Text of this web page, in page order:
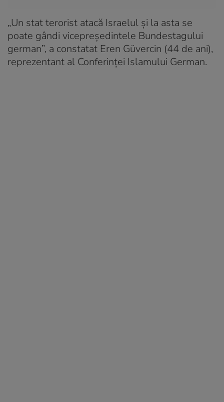
„Un stat terorist atacă Israelul și la asta se
poate gândi vicepreședintele Bundestagului
german”, a constatat Eren Güvercin (44 de ani),
reprezentant al Conferinței Islamului German.